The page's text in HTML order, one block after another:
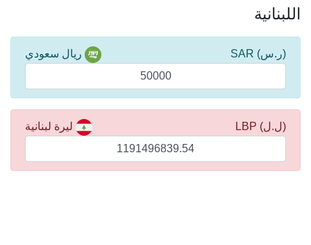
اللبنانية
ريال سعودي (ر.س) SAR
ليرة لبنانية (ل.ل) LBP